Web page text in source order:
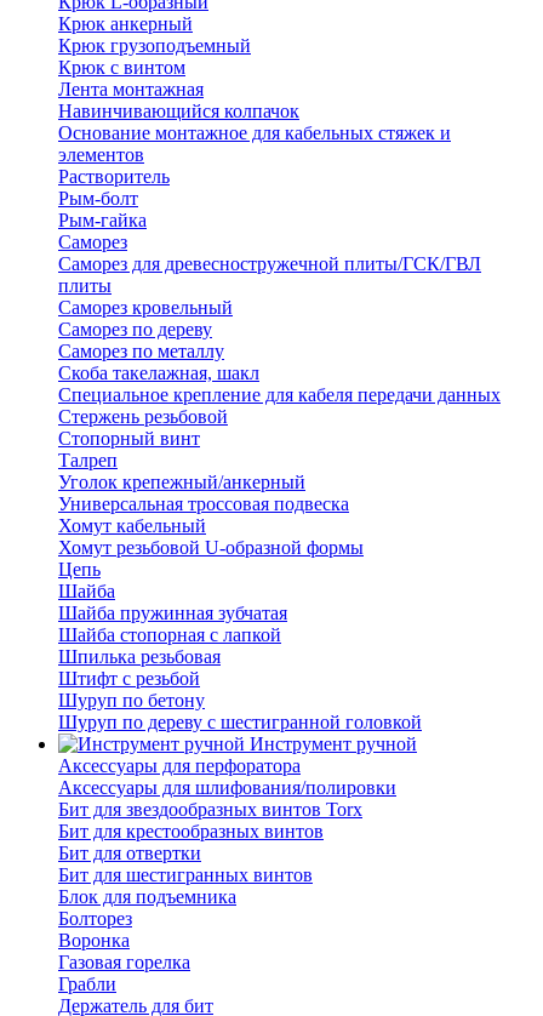
Крюк анкерный
Крюк грузоподъемный
Крюк с винтом
Лента монтажная
Навинчивающийся колпачок
Основание монтажное для кабельных стяжек и
элементов
Растворитель
Рым-болт
Рым-гайка
Саморез
Саморез для древесностружечной плиты/ГСК/ГВЛ
плиты
Саморез кровельный
Саморез по дереву
Саморез по металлу
Скоба такелажная, шакл
Специальное крепление для кабеля передачи данных
Стержень резьбовой
Стопорный винт
Талреп
Уголок крепежный/анкерный
Универсальная троссовая подвеска
Хомут кабельный
Хомут резьбовой U-образной формы
Цепь
Шайба
Шайба пружинная зубчатая
Шайба стопорная с лапкой
Шпилька резьбовая
Штифт с резьбой
Шуруп по бетону
Шуруп по дереву с шестигранной головкой
Инструмент ручной
Аксессуары для перфоратора
Аксессуары для шлифования/полировки
Бит для звездообразных винтов Torx
Бит для крестообразных винтов
Бит для отвертки
Бит для шестигранных винтов
Блок для подъемника
Болторез
Воронка
Газовая горелка
Грабли
Держатель для бит